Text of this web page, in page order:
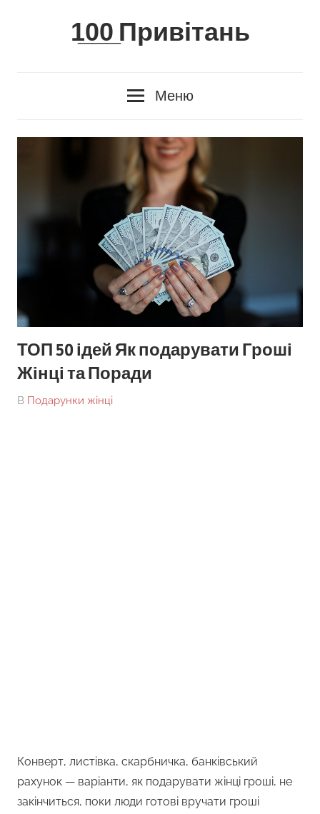
1̲0̲0̲ Привітань
Меню
ТОП 50 ідей Як подарувати Гроші
Жінці та Поради
On
By
В Подарунки жінці
Конверт, листівка, скарбничка, банківський
рахунок — варіанти, як подарувати жінці гроші, не
закінчиться, поки люди готові вручати гроші